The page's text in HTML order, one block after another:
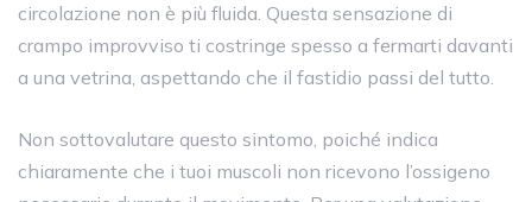
circolazione non è più fluida. Questa sensazione di
crampo improvviso ti costringe spesso a fermarti davanti
a una vetrina, aspettando che il fastidio passi del tutto.
Non sottovalutare questo sintomo, poiché indica
chiaramente che i tuoi muscoli non ricevono l’ossigeno